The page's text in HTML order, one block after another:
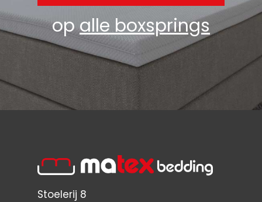
opalle boxsprings
Stoelerij 8